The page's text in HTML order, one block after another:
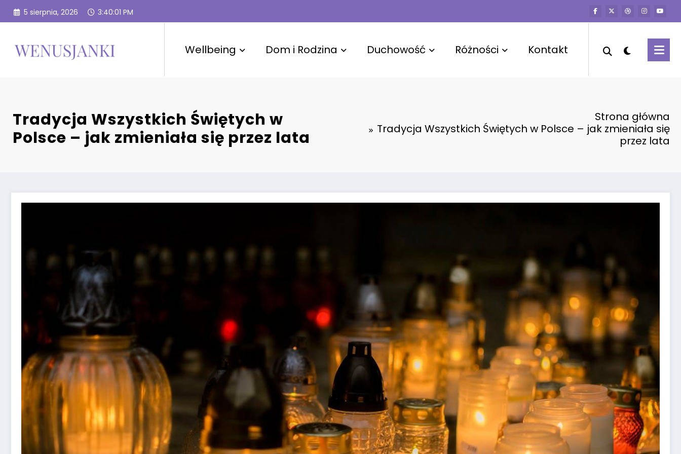
Przejdź
5 sierpnia, 2026 3:40:02 PM
Wellbeing Dom i Rodzina Duchowość Różności Kontakt
Tradycja Wszystkich Świętych w
Polsce – jak zmieniała się przez lata
Strona główna
Tradycja Wszystkich Świętych w Polsce – jak zmieniała się
przez lata